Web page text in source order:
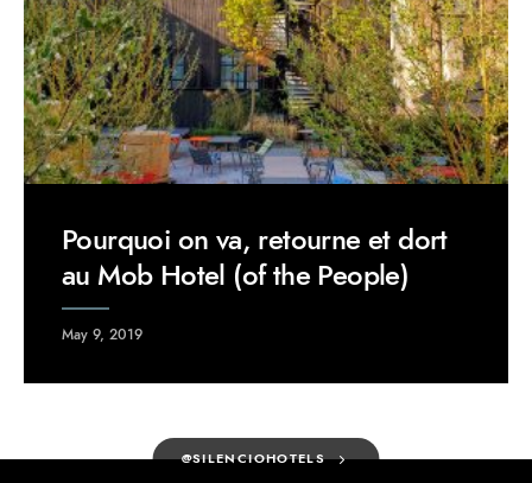
Pourquoi on va, retourne et dort
au Mob Hotel (of the People)
May 9, 2019
@SILENCIOHOTELS